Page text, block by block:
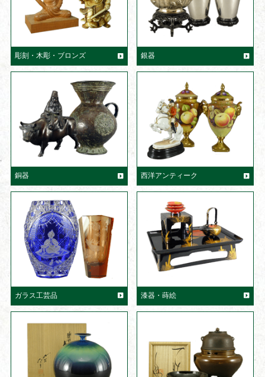
彫刻・木彫・ブロンズ 銀器
銅器 西洋アンティーク
ガラス工芸品 漆器・蒔絵